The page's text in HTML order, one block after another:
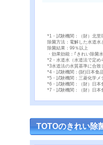
*1・試験機関：（財）北
除菌方法：電解した水道
除菌結果：99％以上
・効果効能：｢きれい除菌
*2・水道水（水道法で定め
*3水道法の水質基準に合致
*4・試験機関：(財)日本食
*5・試験機関：三菱化学メ
*6・試験機関：（財）日本
*7・試験機関：（財）日本
TOTOのきれい除